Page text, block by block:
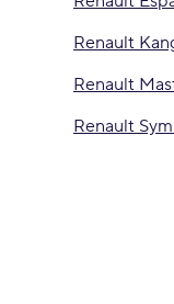
Renault
Renault
Renault